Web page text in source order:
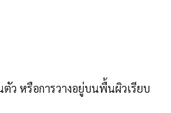
ว หรือการวางอยู่บนพื้นผิวเรียบ